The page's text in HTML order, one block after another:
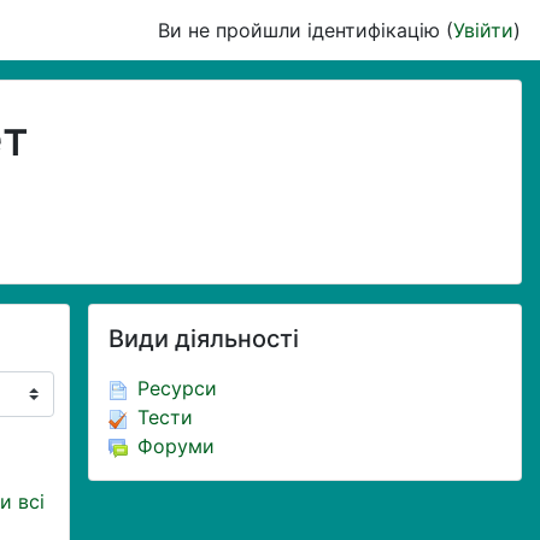
Ви не пройшли ідентифікацію (Увійти)
всі
Види діяльності
Ресурси
Тести
Форуми